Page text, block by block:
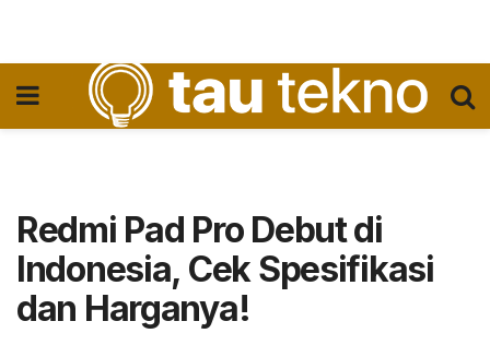
Redmi Pad Pro Debut di
Indonesia, Cek Spesifikasi
dan Harganya!